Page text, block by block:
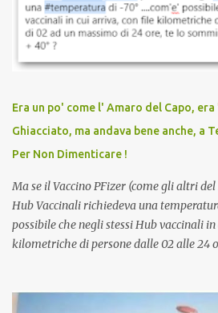
discriminazioni per coloro che non
vaccinato, nessuno aveva prima cercato
persona cattiva. Non avevamo mai
vaccino usato per minacciare i mezzi di
scuola. Non avevamo mai visto un
dodicenne di ignorare il consenso dei
che abbiamo elencato sopra...
Era un po' come l' Amaro del Capo,
Ghiacciato, ma andava bene anche, a
Per Non Dimenticare !
Ma se il Vaccino PFizer (come gli altri
Hub Vaccinali richiedeva una
possibile che negli stessi Hub vaccinali
kilometriche di persone dalle 02 alle 24
Vaccino come: l' Amaro del Capo, era